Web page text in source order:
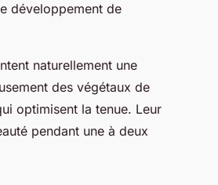
développement de
naturellement une
des végétaux de
optimisent la tenue. Leur
pendant une à deux